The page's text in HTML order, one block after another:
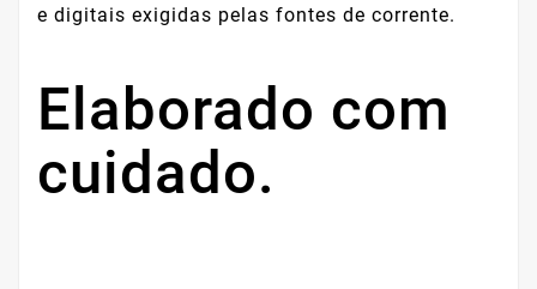
e digitais exigidas pelas fontes de corrente.
Elaborado com
cuidado.